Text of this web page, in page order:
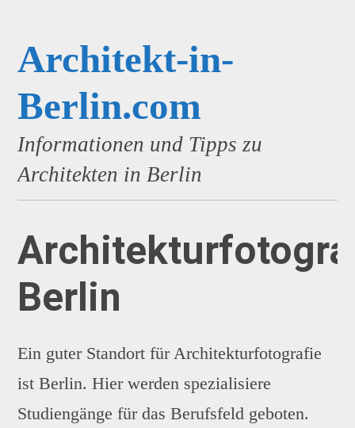
Architekt-in-
Berlin.com
Informationen und Tipps zu
Architekten in Berlin
Berlin
Ein guter Standort für Architekturfotografie
ist Berlin. Hier werden spezialisiere
Studiengänge für das Berufsfeld geboten.